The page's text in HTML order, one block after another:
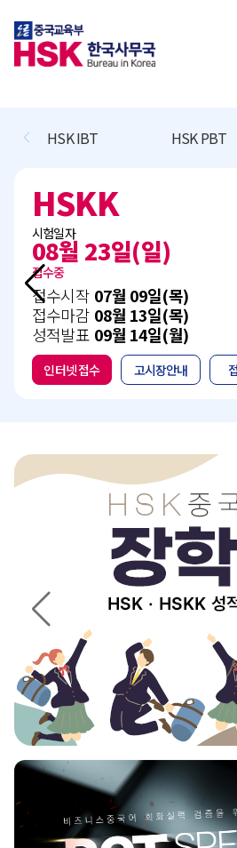
HSKK BCT L/R/(W)
BCT L/R/
11월 15일(일)
접수시작10월 13일(화)
접수마감11월 05일(목)
성적발표12월 15일(화)
인터넷 접수 고시장